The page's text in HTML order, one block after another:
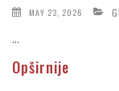
MAY 23, 2026
...
Opširnije